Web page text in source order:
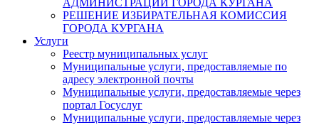
АДМИНИСТРАЦИИ ГОРОДА КУРГАНА
РЕШЕНИЕ ИЗБИРАТЕЛЬНАЯ КОМИССИЯ
ГОРОДА КУРГАНА
Услуги
Реестр муниципальных услуг
Муниципальные услуги, предоставляемые по
адресу электронной почты
Муниципальные услуги, предоставляемые через
портал Госуслуг
Муниципальные услуги, предоставляемые через